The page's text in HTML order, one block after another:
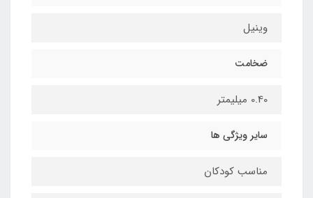
وینیل
ضخامت
0.40 میلیمتر
سایر ویژگی ها
مناسب کودکان